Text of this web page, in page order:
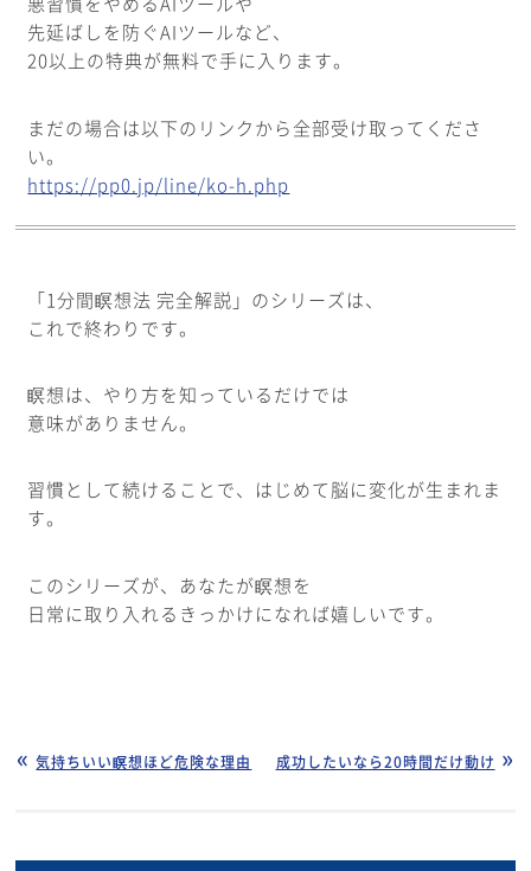
先延ばしを防ぐAIツールなど、
20以上の特典が無料で手に入ります。
まだの場合は以下のリンクから全部受け取ってくださ
い。
https://pp0.jp/line/ko-h.php
「1分間瞑想法 完全解説」のシリーズは、
これで終わりです。
瞑想は、やり方を知っているだけでは
意味がありません。
習慣として続けることで、はじめて脳に変化が生まれま
す。
このシリーズが、あなたが瞑想を
日常に取り入れるきっかけになれば嬉しいです。
気持ちいい瞑想ほど危険な理由 成功したいなら20時間だけ動け